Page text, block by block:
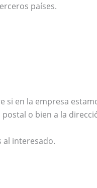
países.
en la empresa
o bien a la
al interesado.